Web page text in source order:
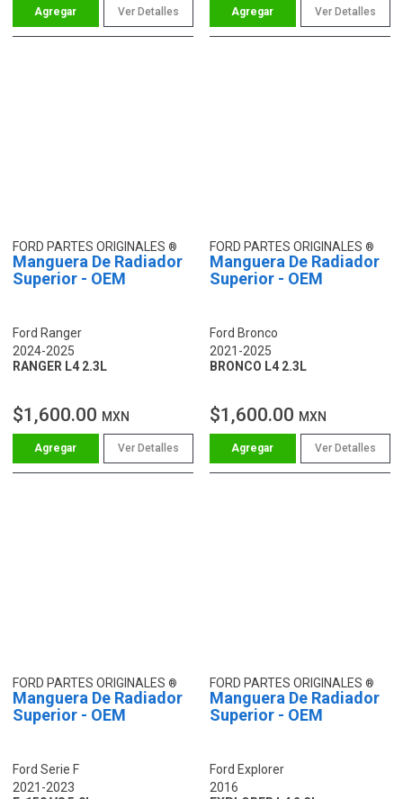
Ver Detalles Ver Detalles
FORD PARTES ORIGINALES
Manguera De Radiador
Superior - OEM
Ford Ranger
2024-2025
RANGER L4 2.3L
$1,600.00 MXN
Ver Detalles
FORD PARTES ORIGINALES
Manguera De Radiador
Superior - OEM
Ford Bronco
2021-2025
BRONCO L4 2.3L
$1,600.00 MXN
Ver Detalles
FORD PARTES ORIGINALES
Manguera De Radiador
Superior - OEM
Ford Serie F
2021-2023
FORD PARTES ORIGINALES
Manguera De Radiador
Superior - OEM
Ford Explorer
2016